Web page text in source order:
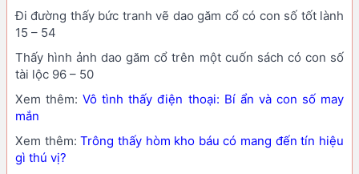
Đi đường thấy bức tranh vẽ dao găm cổ có con số tốt lành
15 – 54
Thấy hình ảnh dao găm cổ trên một cuốn sách có con số
tài lộc 96 – 50
Xem thêm:Vô tình thấy điện thoại: Bí ẩn và con số may
mắn
Xem thêm:Trông thấy hòm kho báu có mang đến tín hiệu
gì thú vị?